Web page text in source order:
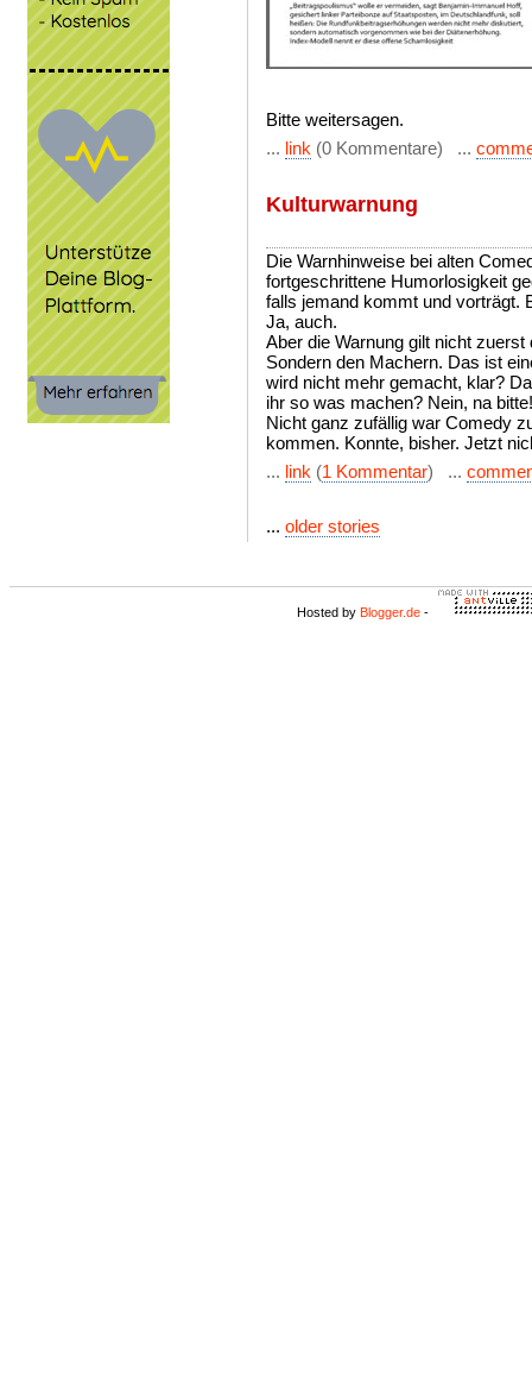
Bitte weitersagen.
... link (0 Kommentare) ...
Kulturwarnung
Die Warnhinweise bei alten
fortgeschrittene Humorlosigkeit
falls jemand kommt und vorträgt.
Ja, auch.
Aber die Warnung gilt nicht zuerst
Sondern den Machern. Das ist
wird nicht mehr gemacht, klar?
ihr so was machen? Nein, na bitte!
Nicht ganz zufällig war Comedy
kommen. Konnte, bisher. Jetzt
... link (1 Kommentar) ...
... older stories
Hosted by Blogger.de -